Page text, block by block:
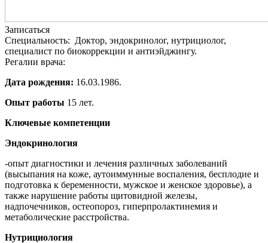
Записаться
Специальность: Доктор, эндокринолог, нутрициолог,
специалист по биокоррекции и антиэйджингу.
Регалии врача:
Дата рождения: 16.03.1986.
Опыт работы 15 лет.
Ключевые компетенции
Эндокринология
-опыт диагностики и лечения различных заболеваний
(высыпания на коже, аутоиммунные воспаления, бесплодие и
подготовка к беременности, мужское и женское здоровье), а
также нарушение работы щитовидной железы,
надпочечников, остеопороз, гиперпролактинемия и
метаболические расстройства.
Нутрициология